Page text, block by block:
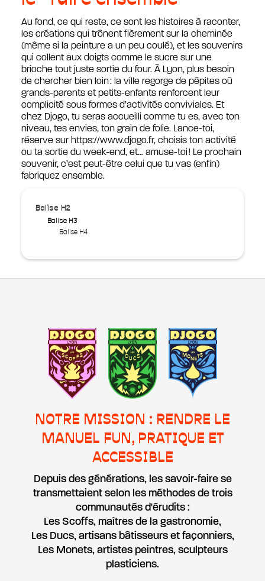
Au fond, ce qui reste, ce sont les histoires à raconter,
les créations qui trônent fièrement sur la cheminée
(même si la peinture a un peu coulé), et les souvenirs
qui collent aux doigts comme le sucre sur une
brioche tout juste sortie du four. À Lyon, plus besoin
de chercher bien loin : la ville regorge de pépites où
grands-parents et petits-enfants renforcent leur
complicité sous formes d’activités conviviales. Et
chez Djogo, tu seras accueilli comme tu es, avec ton
niveau, tes envies, ton grain de folie. Lance-toi,
réserve sur https://www.djogo.fr, choisis ton activité
ou ta sortie du week-end, et… amuse-toi ! Le prochain
souvenir, c’est peut-être celui que tu vas (enfin)
fabriquez ensemble.
Balise H2
Balise H3
Balise H4
NOTRE MISSION : RENDRE LE
MANUEL FUN, PRATIQUE ET
ACCESSIBLE
Depuis des générations, les savoir-faire se
transmettaient selon les méthodes de trois
communautés d'érudits :
Les Scoffs, maîtres de la gastronomie,
Les Ducs, artisans bâtisseurs et façonniers,
Les Monets, artistes peintres, sculpteurs
plasticiens.